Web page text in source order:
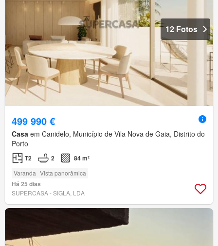
12 Fotos
499 990 €
Casa em Canidelo, Município de Vila Nova de Gaia, Distrito do
Porto
T2 2 84 m²
Varanda Vista panorâmica
Há 25 dias
SUPERCASA - SIGLA, LDA